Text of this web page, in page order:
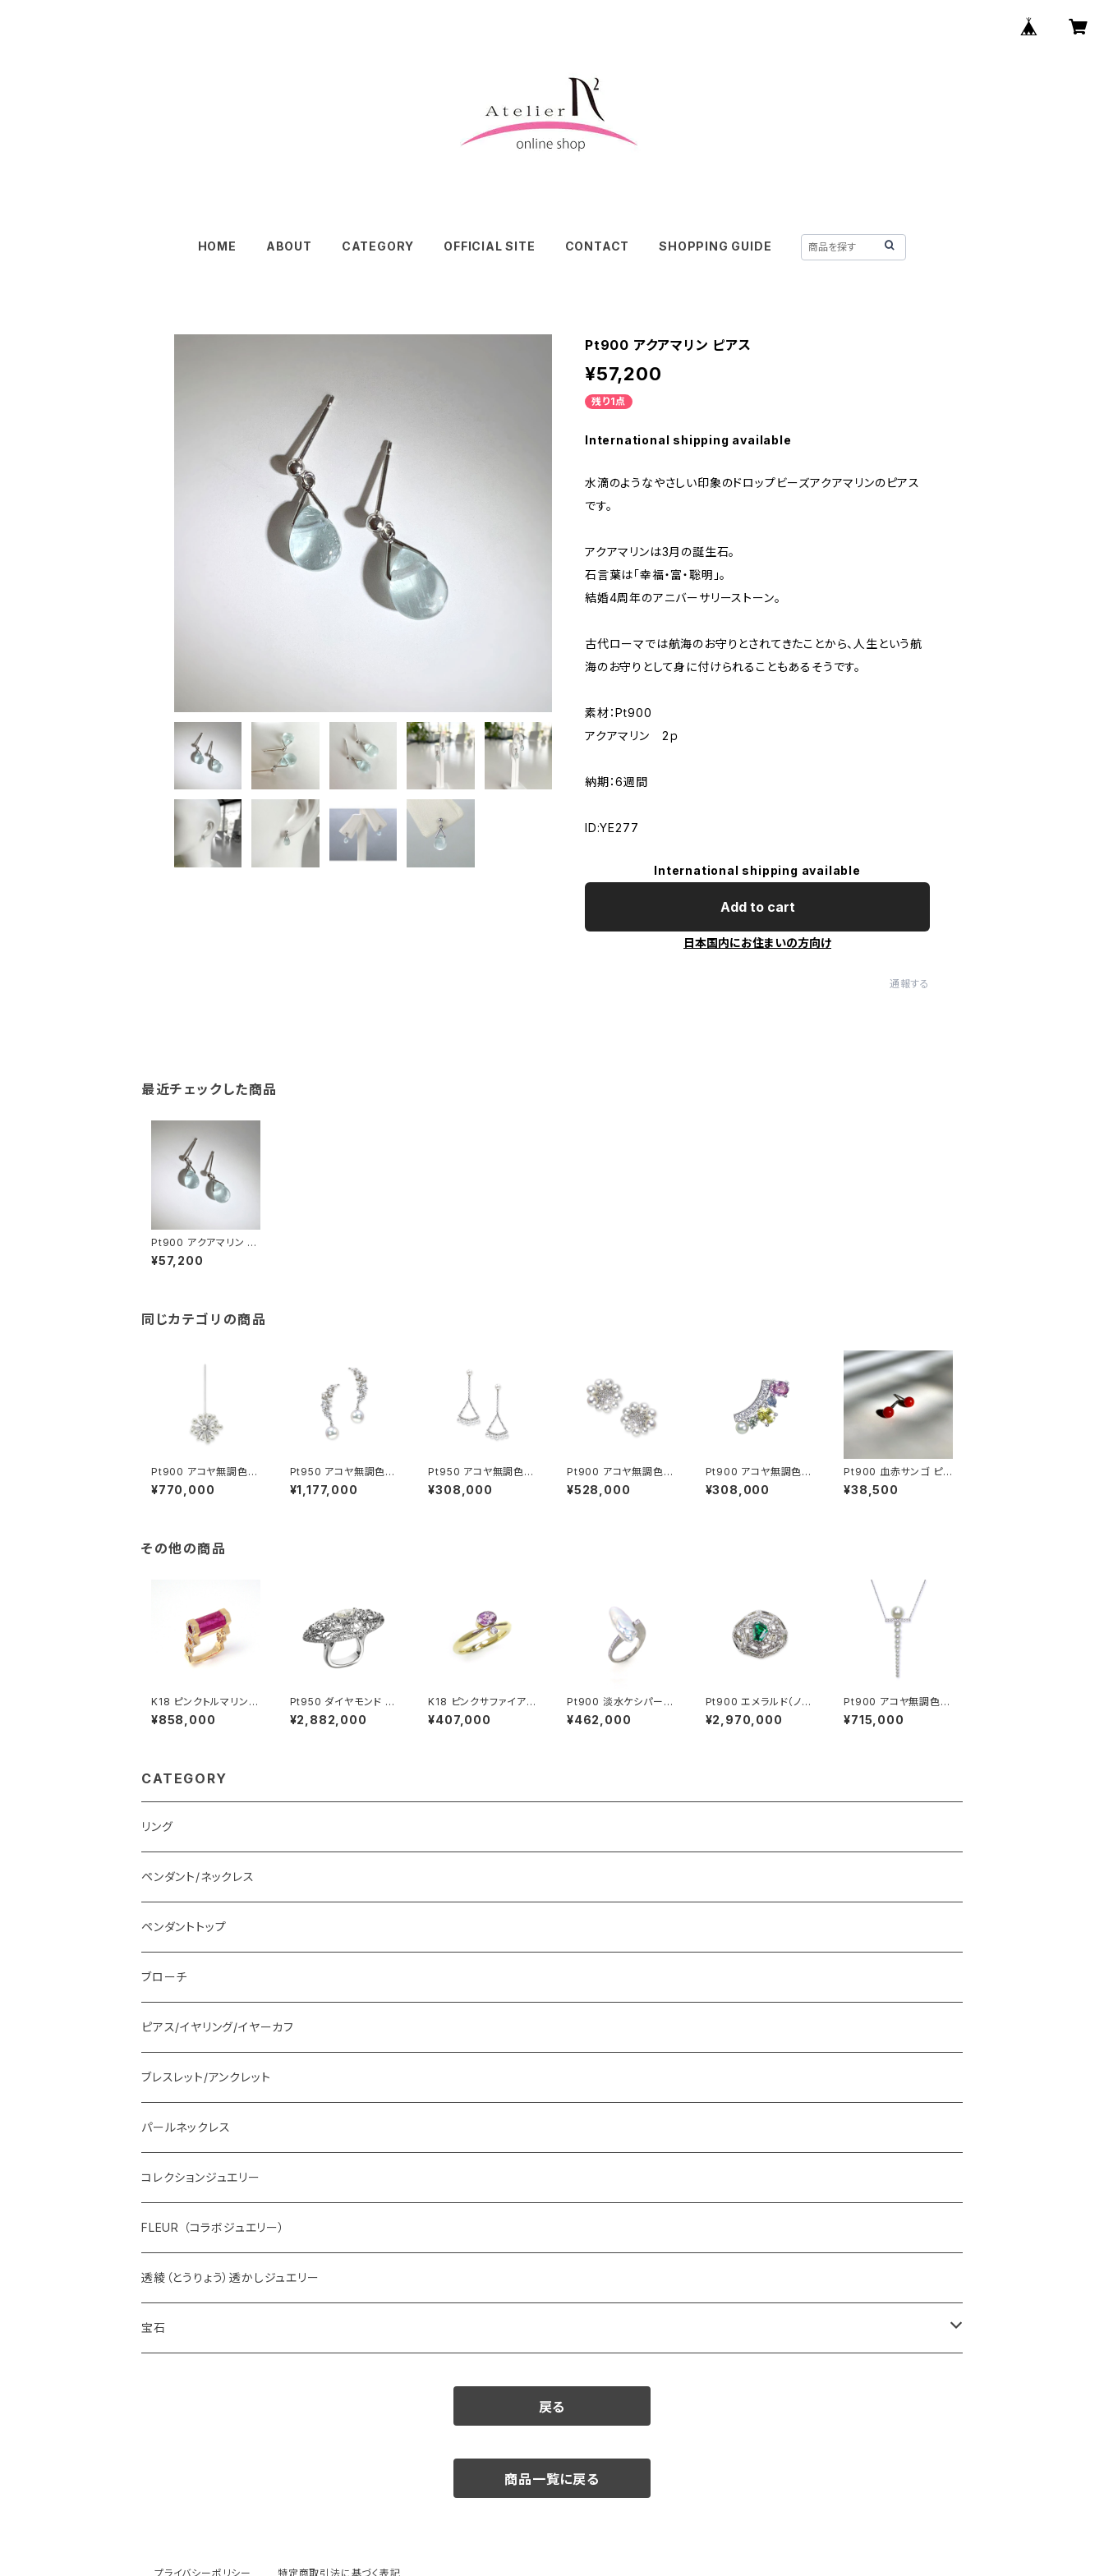
HOME ABOUT CATEGORY OFFICIAL SITE CONTACT SHOPPING GUIDE
Pt900 アクアマリン ピアス
¥57,200
残り1点
International shipping available
水滴のようなやさしい印象のドロップビーズアクアマリンのピアス
です。
アクアマリンは3月の誕生石。
石言葉は「幸福・富・聡明」。
結婚4周年のアニバーサリーストーン。
古代ローマでは航海のお守りとされてきたことから、人生という航
海のお守りとして身に付けられることもあるそうです。
素材：Pt900
アクアマリン 2ｐ
納期：6週間
ID:YE277
International shipping available
Add to cart
日本国内にお住まいの方向け
通報する
最近チェックした商品
Pt900 アクアマリン ピ
アス
¥57,200
同じカテゴリの商品
Pt900 アコヤ無調色ベ
ビーパール ダイヤモン
ド ピアス（片方）
¥770,000
Pt950 アコヤ無調色パ
ール ダイヤモンド ピア
ス
¥1,177,000
Pt950 アコヤ無調色ベ
ビーパール ピアス
¥308,000
Pt900 アコヤ無調色ベ
ビーパール ダイヤモン
ド ピアス
¥528,000
Pt900 アコヤ無調色パ
ール サファイア ミント
ガーネット ダイヤモンド
¥308,000
Pt900 血赤サンゴ ピア
ス
¥38,500
その他の商品
K18 ピンクトルマリン
ダイヤモンド リング
¥858,000
Pt950 ダイヤモンド リ
ング
¥2,882,000
K18 ピンクサファイア
ダイヤモンド リング
¥407,000
Pt900 淡水ケシパール
ダイヤモンド リング
¥462,000
Pt900 エメラルド（ノン
オイル） ダイヤモンド リ
ング
¥2,970,000
Pt900 アコヤ無調色パ
ール ダイヤモンド ペン
ダントネックレス
¥715,000
CATEGORY
リング
ペンダント/ネックレス
ペンダントトップ
ブローチ
ピアス/イヤリング/イヤーカフ
ブレスレット/アンクレット
パールネックレス
コレクションジュエリー
FLEUR （コラボジュエリー）
透綾（とうりょう）透かしジュエリー
宝石
エメラルド
戻る
商品一覧に戻る
プライバシーポリシー 特定商取引法に基づく表記